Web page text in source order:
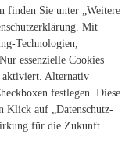
finden Sie unter „Weitere
Mit
Technologien,
essenzielle Cookies
aktiviert. Alternativ
festlegen. Diese
Klick auf „Datenschutz-
für die Zukunft